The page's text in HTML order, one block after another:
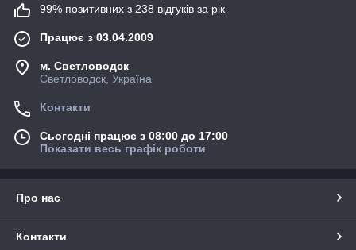
99% позитивних з 238 відгуків за рік
Працює з 03.04.2009
м. Светловодск
Светловодск, Україна
Контакти
Сьогодні працює з 08:00 до 17:00
Показати весь графік роботи
Про нас
Контакти